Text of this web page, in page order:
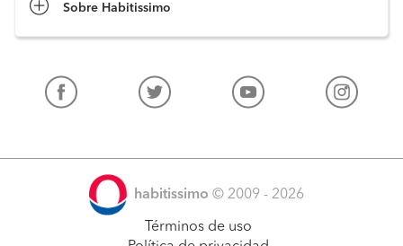
Sobre Habitissimo
habitissimo © 2009 - 2026
Términos de uso